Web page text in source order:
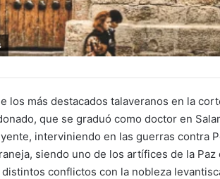
los más destacados talaveranos en la
que se graduó como doctor en
interviniendo en las guerras contra
siendo uno de los artífices de la
conflictos con la nobleza